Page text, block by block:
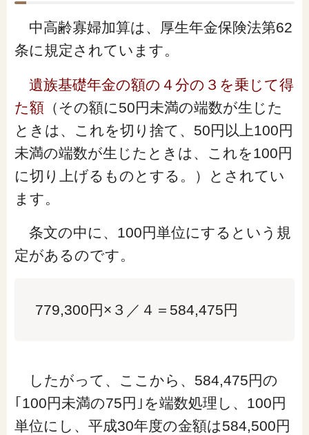
中高齢寡婦加算は、厚生年金保険法第62
条に規定されています。
遺族基礎年金の額の４分の３を乗じて得
た額（その額に50円未満の端数が生じた
ときは、これを切り捨て、50円以上100円
未満の端数が生じたときは、これを100円
に切り上げるものとする。
）とされてい
ます。
条文の中に、100円単位にするという規
定があるのです。
779,300円×３／４＝584,475円
したがって、ここから、 584,475円の
｢100円未満の75円｣を端数処理し、100円
単位にし、平成30年度の金額は584,500円